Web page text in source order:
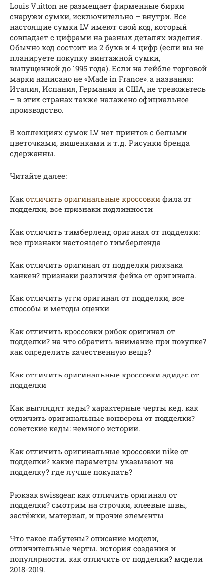
Louis Vuitton не размещает фирменные бирки
снаружи сумки, исключительно – внутри. Все
настоящие сумки LV имеют свой код, который
совпадает с цифрами на разных деталях изделия.
Обычно код состоит из 2 букв и 4 цифр (если вы не
планируете покупку винтажной сумки,
выпущенной до 1995 года). Если на лейбле торговой
марки написано не «Made in France», а названия:
Италия, Испания, Германия и США, не тревожьтесь
– в этих странах также налажено официальное
производство.
В коллекциях сумок LV нет принтов с белыми
цветочками, вишенками и т.д. Рисунки бренда
сдержанны.
Читайте далее:
Как отличить оригинальные кроссовки фила от
подделки, все признаки подлинности
Как отличить тимберленд оригинал от подделки:
все признаки настоящего тимберленда
Как отличить оригинал от подделки рюкзака
канкен? признаки различия фейка от оригинала.
Как отличить угги оригинал от подделки, все
способы и методы оценки
Как отличить кроссовки рибок оригинал от
подделки? на что обратить внимание при покупке?
как определить качественную вещь?
Как отличить оригинальные кроссовки адидас от
подделки
Как выглядят кеды? характерные черты кед. как
отличить оригинальные конверсы от подделки?
советские кеды: немного истории.
Как отличить оригинальные кроссовки nike от
подделки? какие параметры указывают на
подделку? где лучше покупать?
Рюкзак swissgear: как отличить оригинал от
подделки? смотрим на строчки, клеевые швы,
застёжки, материал, и прочие элементы
Что такое лабутены? описание модели,
отличительные черты. история создания и
популярности. как отличить от подделки? модели
2018-2019.